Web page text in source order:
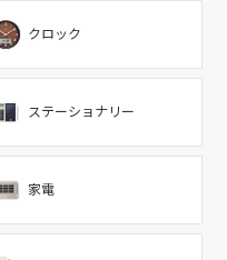
クロック
ステーショナリー
家電